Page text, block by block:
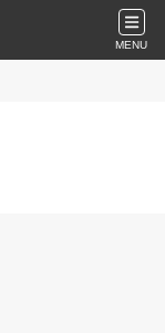
MENU